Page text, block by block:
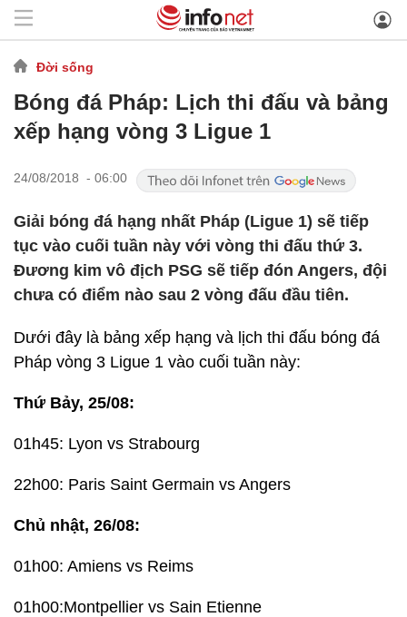
Đời sống
Bóng đá Pháp: Lịch thi đấu và bảng
xếp hạng vòng 3 Ligue 1
24/08/2018 - 06:00
Giải bóng đá hạng nhất Pháp (Ligue 1) sẽ tiếp
tục vào cuối tuần này với vòng thi đấu thứ 3.
Đương kim vô địch PSG sẽ tiếp đón Angers, đội
chưa có điểm nào sau 2 vòng đấu đầu tiên.
Dưới đây là bảng xếp hạng và lịch thi đấu bóng đá
Pháp vòng 3 Ligue 1 vào cuối tuần này:
Thứ Bảy, 25/08:
01h45: Lyon vs Strabourg
22h00: Paris Saint Germain vs Angers
Chủ nhật, 26/08:
01h00: Amiens vs Reims
01h00:Montpellier vs Sain Etienne